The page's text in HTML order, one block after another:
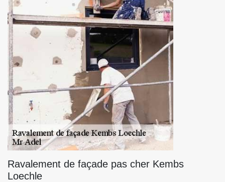
Ravalement de façade pas cher Kembs
Loechle